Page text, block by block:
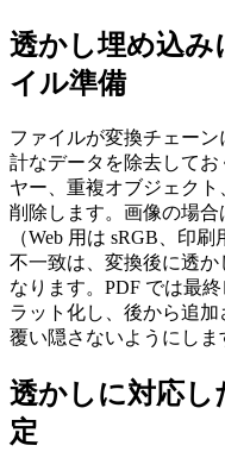
透かし埋め込み
イル準備
ファイルが変換チェー
計なデータを除去して
ヤー、重複オブジェク
削除します。画像の場
（Web 用は sRGB、印
不一致は、変換後に透
なります。PDF では最
ラット化し、後から追
覆い隠さないようにしま
透かしに対応し
定